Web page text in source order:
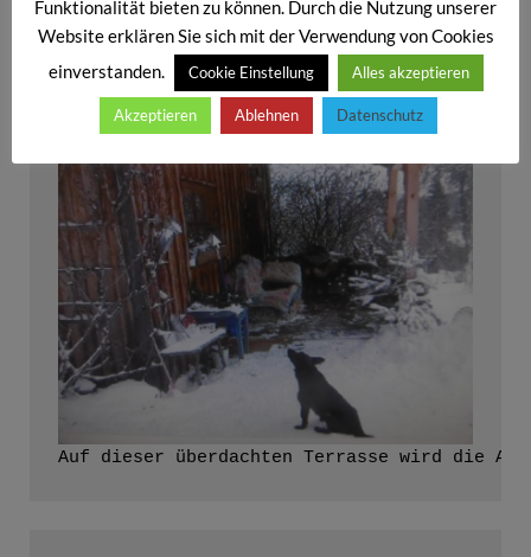
Die Hausfront aktuell vom Wastlhof, bewohnt
Auf dieser überdachten Terrasse wird die
Funktionalität bieten zu können. Durch die Nutzung unserer
Website erklären Sie sich mit der Verwendung von Cookies
einverstanden.
Cookie Einstellung Alles akzeptieren
Akzeptieren Ablehnen Datenschutz